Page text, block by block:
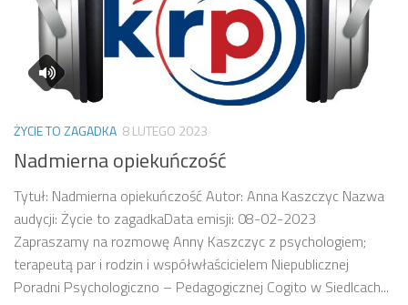
ŻYCIE TO ZAGADKA 8 LUTEGO 2023
Nadmierna opiekuńczość
Tytuł: Nadmierna opiekuńczość Autor: Anna Kaszczyc Nazwa
audycji: Życie to zagadkaData emisji: 08-02-2023
Zapraszamy na rozmowę Anny Kaszczyc z psychologiem;
terapeutą par i rodzin i współwłaścicielem Niepublicznej
Poradni Psychologiczno – Pedagogicznej Cogito w Siedlcach...